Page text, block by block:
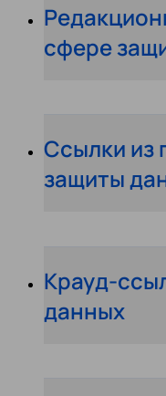
сфере
Ссылки из
защиты
Крауд-
данных